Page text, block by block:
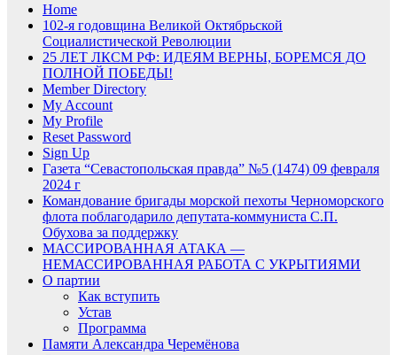
Home
102-я годовщина Великой Октябрьской
Социалистической Революции
25 ЛЕТ ЛКСМ РФ: ИДЕЯМ ВЕРНЫ, БОРЕМСЯ ДО
ПОЛНОЙ ПОБЕДЫ!
Member Directory
My Account
My Profile
Reset Password
Sign Up
Газета “Севастопольская правда” №5 (1474) 09 февраля
2024 г
Командование бригады морской пехоты Черноморского
флота поблагодарило депутата-коммуниста С.П.
Обухова за поддержку
МАССИРОВАННАЯ АТАКА —
НЕМАССИРОВАННАЯ РАБОТА С УКРЫТИЯМИ
О партии
Как вступить
Устав
Программа
Памяти Александра Черемёнова